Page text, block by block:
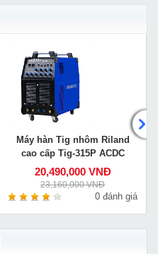
Máy hàn Tig nhôm Riland
cao cấp Tig-315P ACDC
20,490,000 VNĐ
23,160,000 VNĐ
0 đánh giá